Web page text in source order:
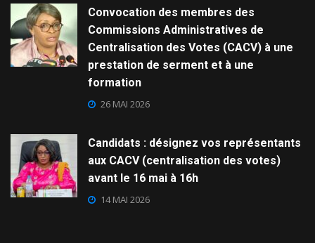
Convocation des membres des
Commissions Administratives de
Centralisation des Votes (CACV) à une
prestation de serment et à une
formation
26 MAI 2026
Candidats : désignez vos représentants
aux CACV (centralisation des votes)
avant le 16 mai à 16h
14 MAI 2026